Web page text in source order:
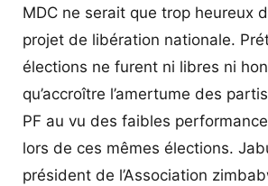
MDC ne serait que trop heureux
projet de libération nationale.
élections ne furent ni libres ni
qu’accroître l’amertume des
PF au vu des faibles
lors de ces mêmes élections.
président de l’Association